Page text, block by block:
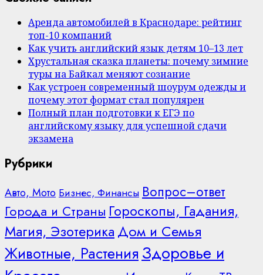
Аренда автомобилей в Краснодаре: рейтинг
топ-10 компаний
Как учить английский язык детям 10–13 лет
Хрустальная сказка планеты: почему зимние
туры на Байкал меняют сознание
Как устроен современный шоурум одежды и
почему этот формат стал популярен
Полный план подготовки к ЕГЭ по
английскому языку для успешной сдачи
экзамена
Рубрики
Авто, Мото Бизнес, Финансы Вопрос–ответ
Города и Страны Гороскопы, Гадания,
Магия, Эзотерика Дом и Семья
Животные, Растения Здоровье и